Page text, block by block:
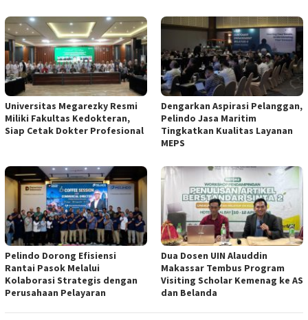
Universitas Megarezky Resmi
Miliki Fakultas Kedokteran,
Siap Cetak Dokter Profesional
Dengarkan Aspirasi Pelanggan,
Pelindo Jasa Maritim
Tingkatkan Kualitas Layanan
MEPS
Pelindo Dorong Efisiensi
Rantai Pasok Melalui
Kolaborasi Strategis dengan
Perusahaan Pelayaran
Dua Dosen UIN Alauddin
Makassar Tembus Program
Visiting Scholar Kemenag ke AS
dan Belanda